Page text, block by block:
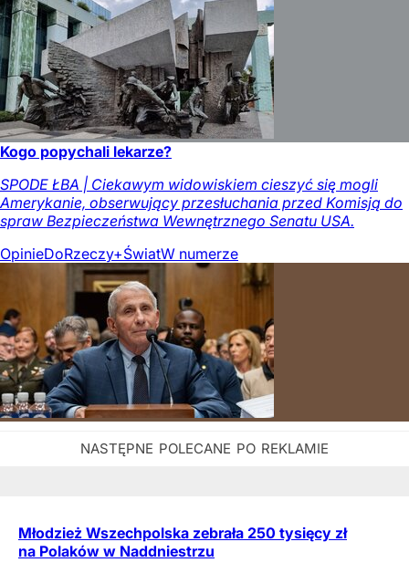
Kogo popychali lekarze?
SPODE ŁBA | Ciekawym widowiskiem cieszyć się mogli
Amerykanie, obserwujący przesłuchania przed Komisją do
spraw Bezpieczeństwa Wewnętrznego Senatu USA.
OpinieDoRzeczy+ŚwiatW numerze
Młodzież Wszechpolska zebrała 250 tysięcy zł
na Polaków w Naddniestrzu